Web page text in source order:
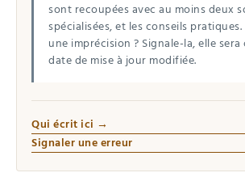
sont recoupées avec au moins deux
spécialisées, et les conseils
une imprécision ? Signale-la, elle
date de mise à jour modifiée.
Qui écrit ici →
Signaler une erreur